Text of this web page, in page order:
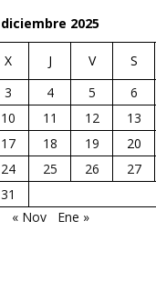
diciembre 2025
X J V S
3 4 5 6
10 11 12 13
17 18 19 20
24 25 26 27
31
« Nov
Ene »